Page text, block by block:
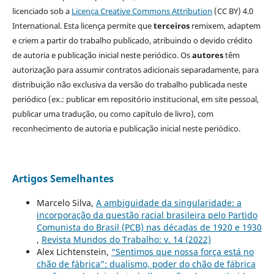
licenciado sob a Licença Creative Commons Attribution (CC BY) 4.0
International. Esta licença permite queterceirosremixem, adaptem
e criem a partir do trabalho publicado, atribuindo o devido crédito
de autoria e publicação inicial neste periódico. Osautorestêm
autorização para assumir contratos adicionais separadamente, para
distribuição não exclusiva da versão do trabalho publicada neste
periódico (ex.: publicar em repositório institucional, em site pessoal,
publicar uma tradução, ou como capítulo de livro), com
reconhecimento de autoria e publicação inicial neste periódico.
Artigos Semelhantes
Marcelo Silva, A ambiguidade da singularidade: a
incorporação da questão racial brasileira pelo Partido
Comunista do Brasil (PCB) nas décadas de 1920 e 1930
, Revista Mundos do Trabalho: v. 14 (2022)
Alex Lichtenstein, “Sentimos que nossa força está no
chão de fábrica”: dualismo, poder do chão de fábrica